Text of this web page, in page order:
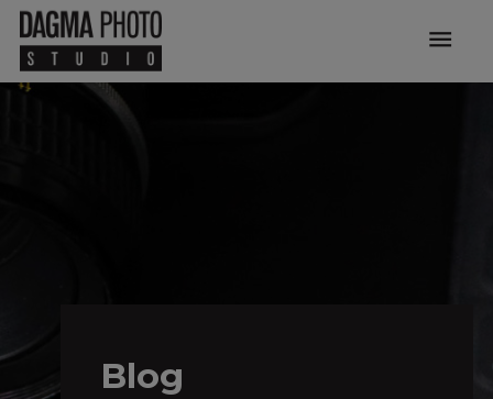
menu
Blog